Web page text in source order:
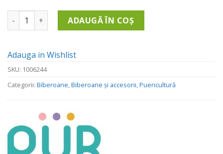
Cantitate Set Biberoane Advanced Plus Cu Gura Larga 3 X
ADAUGĂ ÎN COȘ
Adauga in Wishlist
SKU: 1006244
Categorii: Biberoane,Biberoane și accesorii,Puericultură